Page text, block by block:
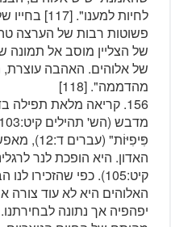
לחיות
פשוטות רבות של הערצה
של הצליין מוסב אל
של אלוהים. האהבה עוצרת,
מהדממה". [118]
156. קריאה מלאת
פִּיפִיּוֹת"
האדון. היא הופכת לנר
קיט:105). כפי
האלוהים היא לא עוד צורה
יפהפיה אך נתונה